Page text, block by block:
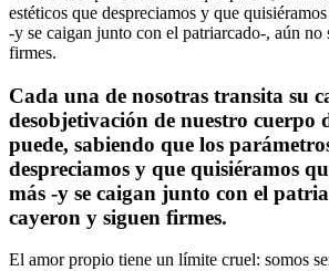
estéticos que despreciamos y que
-y se caigan junto con el patriarcado-, aún no
firmes.
Cada una de nosotras transita su
desobjetivación de nuestro cuerpo
puede, sabiendo que los
despreciamos y que quisiéramos
más -y se caigan junto con el
cayeron y siguen firmes.
El amor propio tiene un límite cruel: somos